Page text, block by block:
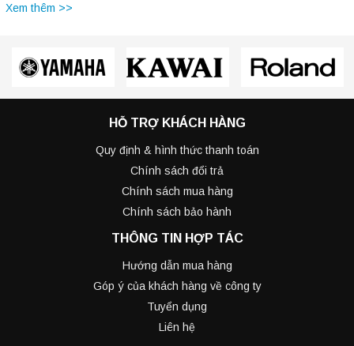
Xem thêm >>
HỖ TRỢ KHÁCH HÀNG
Quy định & hình thức thanh toán
Chính sách đổi trả
Chính sách mua hàng
Chính sách bảo hành
THÔNG TIN HỢP TÁC
Hướng dẫn mua hàng
Góp ý của khách hàng về công ty
Tuyển dụng
Liên hệ